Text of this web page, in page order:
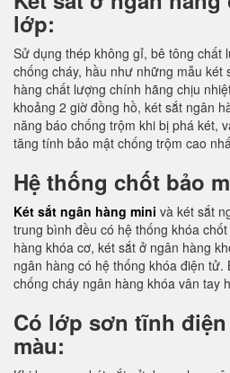
lớp:
Sử dụng thép không gỉ, bê tông chất
chống cháy, hầu như những mẫu két
hàng chất lượng chính hãng chịu
khoảng 2 giờ đồng hồ, két sắt ngân
năng báo chống trộm khi bị phá két,
tăng tính bảo mật chống trộm cao
Hệ thống chốt bảo
Két sắt ngân hàng mini và két sắt
trung bình đều có hệ thống khóa
hàng khóa cơ, két sắt ở ngân hàng
ngân hàng có hệ thống khóa điện
chống cháy ngân hàng khóa vân tay
Có lớp sơn tĩnh
màu: